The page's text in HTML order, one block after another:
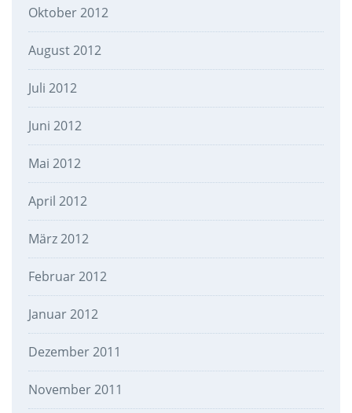
Oktober 2012
August 2012
Juli 2012
Juni 2012
Mai 2012
April 2012
März 2012
Februar 2012
Januar 2012
Dezember 2011
November 2011